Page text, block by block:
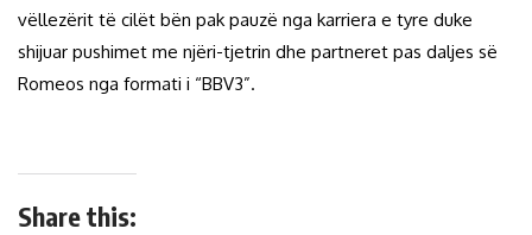
vëllezërit të cilët bën pak pauzë nga karriera e tyre duke
shijuar pushimet me njëri-tjetrin dhe partneret pas daljes së
Romeos nga formati i “BBV3”.
Share this: